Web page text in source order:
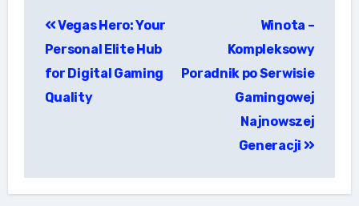
เรื่อง
Vegas Hero: Your
Personal Elite Hub
for Digital Gaming
Quality
Winota –
Kompleksowy
Poradnik po Serwisie
Gamingowej
Najnowszej
Generacji